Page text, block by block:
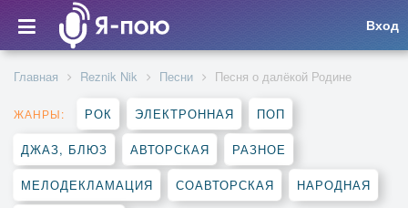
Вход
Главная Reznik Nik Песни Песня о далёкой Родине
ЖАНРЫ: РОК ЭЛЕКТРОННАЯ ПОП
ДЖАЗ, БЛЮЗ АВТОРСКАЯ РАЗНОЕ
МЕЛОДЕКЛАМАЦИЯ СОАВТОРСКАЯ НАРОДНАЯ